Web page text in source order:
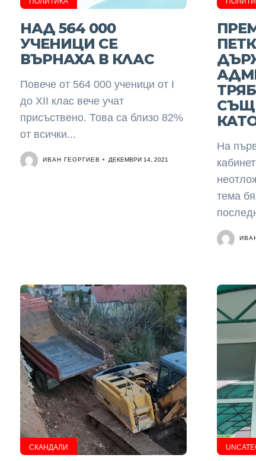
НАД 564 000
УЧЕНИЦИ СЕ
ВЪРНАХА В КЛАС
Повече от 564 000 ученици от I
до XII клас вече учат
присъствено. Това са близо 82%
от всички...
ИВАН ГЕОРГИЕВ ДЕКЕМВРИ 14, 2021
На
тема
СКАНДАЛИ